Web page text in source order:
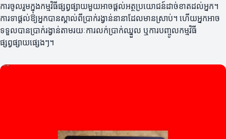
ការចូលរួមក្នុងកម្មវិធីផ្សព្វផ្សាយមួយអាចផ្តល់អត្ថប្រយោជន៍ដាច់ខាតដល់អ្នក។
ការទាផ្តល់ឱ្យអ្នកបានស្គាល់ពីប្រាក់រង្វាន់នានាដែលមានស្រាប់។ ហើយអ្នកអាច
ទទួលបានប្រាក់រង្វាន់តាមរយៈការលក់ប្រាក់ឈ្នួល ឬការបញ្ចូលកម្មវិធី
ផ្សព្វផ្សាយផ្សេងៗ។